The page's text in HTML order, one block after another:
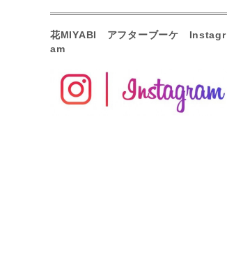
花MIYABI アフターブーケ Instagr
am